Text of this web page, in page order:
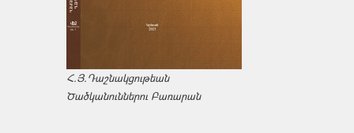
Հ.Յ.Դաշնակցութեան
Ծածկանուններու Բառարան